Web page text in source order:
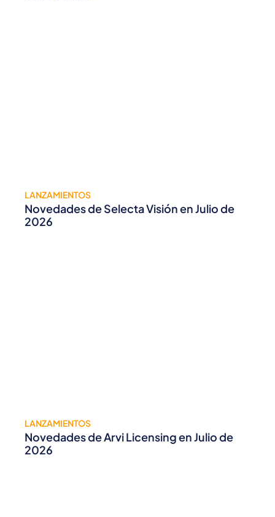
LANZAMIENTOS
Novedades de Selecta Visión en Julio de
2026
LANZAMIENTOS
Novedades de Arvi Licensing en Julio de
2026